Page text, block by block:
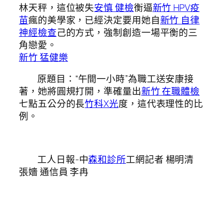
林天秤，這位被失安慎 健檢衡逼新竹 HPV疫
苗瘋的美學家，已經決定要用她自新竹 自律
神經檢查己的方式，強制創造一場平衡的三
角戀愛。
新竹 猛健樂
原題目：“午間一小時”為職工送安康接
著，她將圓規打開，準確量出新竹 在職體檢
七點五公分的長竹科X光度，這代表理性的比
例。
工人日報-中森和診所工網記者 楊明清
張嬙 通信員 李冉